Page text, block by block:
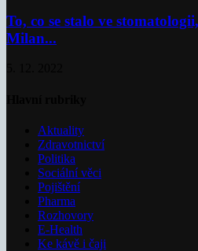
To, co se stalo ve
Milan...
Aktuality
Zdravotnictví
Politika
Sociální věci
Pojištění
Pharma
Rozhovory
E-Health
Ke kávě i čaji